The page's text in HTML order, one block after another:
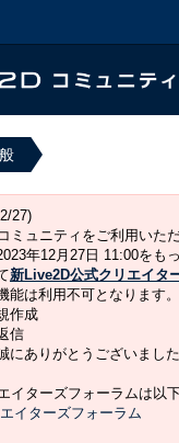
27)
ミュニティをご利用いた
年12月27日 11:00をも
新Live2D公式クリエイタ
能は利用不可となります。
作成
信
にありがとうございました
イターズフォーラムは以